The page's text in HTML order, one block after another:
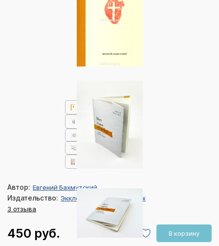
Автор: Евгений Бахмутский
Издательство: Экклезия, Библия для всех
3 отзыва
450 руб. В корзину